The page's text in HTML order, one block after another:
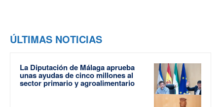
ÚLTIMAS NOTICIAS
La Diputación de Málaga aprueba
unas ayudas de cinco millones al
sector primario y agroalimentario